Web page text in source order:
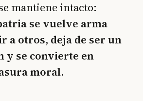
mantiene intacto:
se vuelve arma
a otros, deja de ser un
y se convierte en
moral.